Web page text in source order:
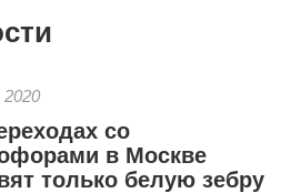
со
в Москве
только белую зебру